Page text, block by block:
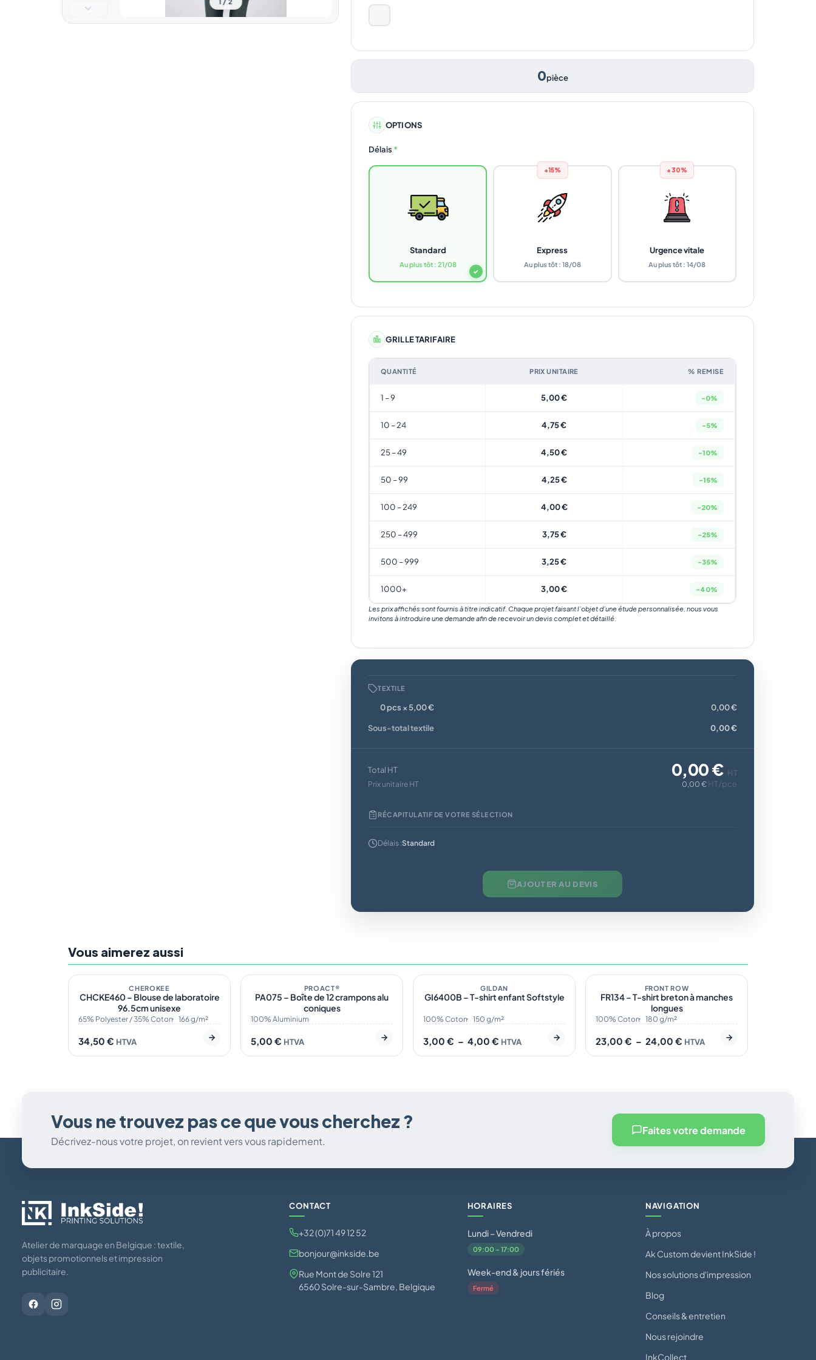
1 / 2
0pièce
OPTIONS
Délais *
✓
Standard
Au plus tôt : 21/08
+15%
Express
Au plus tôt : 18/08
+30%
Urgence vitale
Au plus tôt : 14/08
GRILLE TARIFAIRE
QUANTITÉ PRIX UNITAIRE % REMISE
1 – 9 5,00 € -0%
10 – 24 4,75 € -5%
25 – 49 4,50 € -10%
50 – 99 4,25 € -15%
100 – 249 4,00 € -20%
250 – 499 3,75 € -25%
500 – 999 3,25 € -35%
1000+ 3,00 € -40%
Les prix affichés sont fournis à titre indicatif. Chaque projet faisant l’objet d’une étude personnalisée, nous vous
invitons à introduire une demande afin de recevoir un devis complet et détaillé.
TEXTILE
0 pcs × 5,00 € 0,00 €
Sous-total textile 0,00 €
Total HT 0,00 € HT
Prix unitaire HT 0,00 € HT/pce
RÉCAPITULATIF DE VOTRE SÉLECTION
Délais :Standard
AJOUTER AU DEVIS
Vous aimerez aussi
1
Sur demande
CHEROKEE
CHCKE460 – Blouse de laboratoire
96.5cm unisexe
65% Polyester / 35% Coton 166 g/m²
34,50 € HTVA
1
En stock
PROACT®
PA075 – Boîte de 12 crampons alu
coniques
100% Aluminium
5,00 € HTVA
18
En stock
GILDAN
GI6400B – T-shirt enfant Softstyle
100% Coton 150 g/m²
3,00 € – 4,00 €
de
prix :
à
4,00 €
HTVA
2
Sur demande
FRONT ROW
FR134 – T-shirt breton à manches
longues
100% Coton 180 g/m²
23,00 € – 24,00 €
de
prix :
23,00 €
24,00 €
HTVA
Vous ne trouvez pas ce que vous cherchez ?
Décrivez-nous votre projet, on revient vers vous rapidement.
Faites votre demande
Atelier de marquage en Belgique : textile,
objets promotionnels et impression
publicitaire.
CONTACT
+32 (0)71 49 12 52
bonjour@inkside.be
Rue Mont de Solre 121
6560 Solre-sur-Sambre, Belgique
HORAIRES
Lundi – Vendredi
09:00 – 17:00
Week-end & jours fériés
Fermé
NAVIGATION
À propos
Ak Custom devient InkSide !
Nos solutions d'impression
Blog
Conseils & entretien
Nous rejoindre
InkCollect